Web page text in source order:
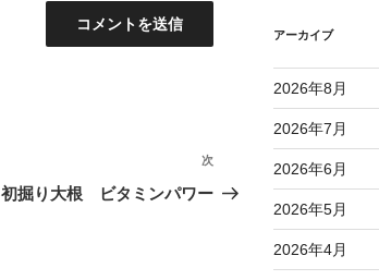
次
の
次
初掘り大根 ビタミンパワー
アーカイブ
2026年8月
2026年7月
2026年6月
2026年5月
2026年4月